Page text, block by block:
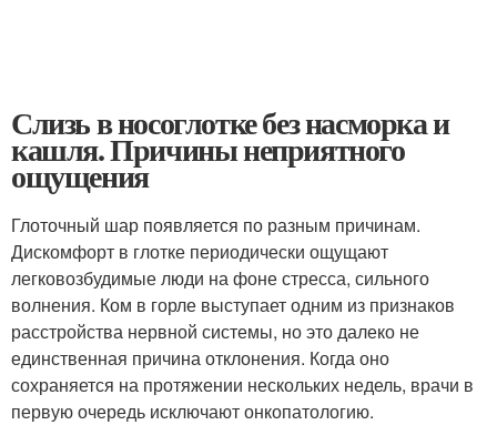
Слизь в носоглотке без насморка и
кашля. Причины неприятного
ощущения
Глоточный шар появляется по разным причинам.
Дискомфорт в глотке периодически ощущают
легковозбудимые люди на фоне стресса, сильного
волнения. Ком в горле выступает одним из признаков
расстройства нервной системы, но это далеко не
единственная причина отклонения. Когда оно
сохраняется на протяжении нескольких недель, врачи в
первую очередь исключают онкопатологию.